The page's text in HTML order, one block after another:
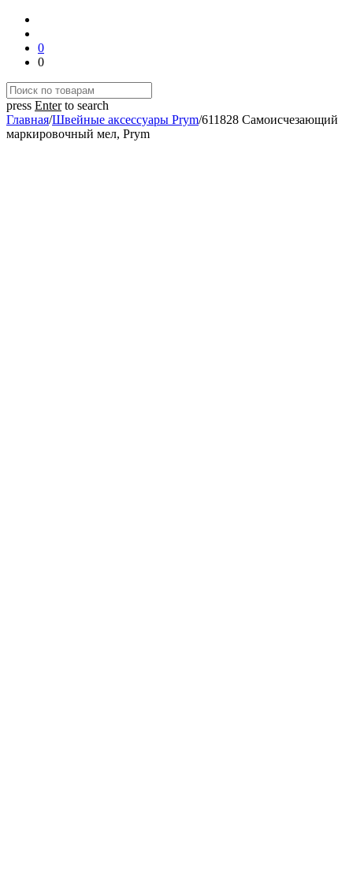
0
0
press Enterto search
Главная/Швейные аксессуары Prym/611828 Самоисчезающий
маркировочный мел, Prym